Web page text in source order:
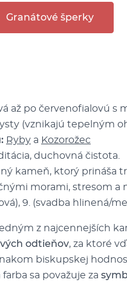
Granátové šperky
až po červenofialovú s
(vznikajú tepelným
Ryby a Kozorožec
duchovná čistota.
kameň, ktorý prináša
morami, stresom a
9. (svadba hlinená/
z najcennejších
odtieňov, za ktoré
biskupskej
sa považuje za